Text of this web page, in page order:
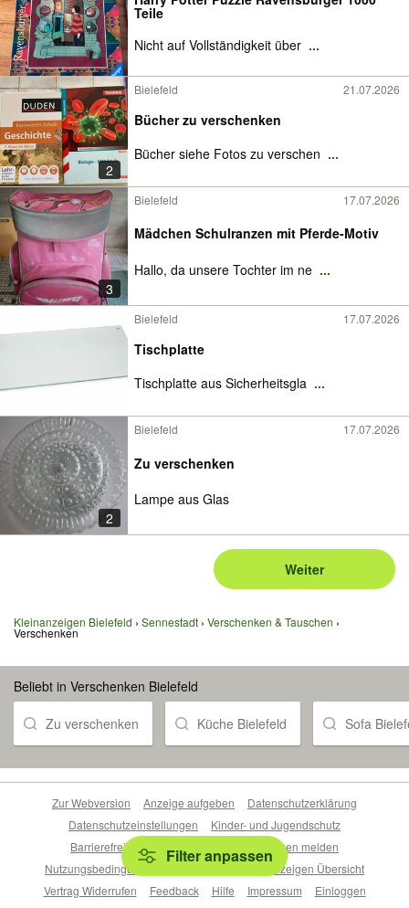
Teile
Nicht auf Vollständigkeit über ...
2
Bielefeld 21.07.2026
Bücher zu verschenken
Bücher siehe Fotos zu verschen ...
3
Bielefeld 17.07.2026
Mädchen Schulranzen mit Pferde-Motiv
Hallo, da unsere Tochter im ne ...
Bielefeld 17.07.2026
Tischplatte
Tischplatte aus Sicherheitsgla ...
2
Bielefeld 17.07.2026
Zu verschenken
Lampe aus Glas
Weiter
Kleinanzeigen Bielefeld Sennestadt Verschenken & Tauschen
Verschenken
Beliebt in Verschenken Bielefeld
Zu verschenken Küche Bielefeld Sofa
Filter anpassen
Zur Webversion Anzeige aufgeben
Datenschutzerklärung
Datenschutzeinstellungen
Kinder- und Jugendschutz
Barrierefreiheitserklärung
Sicherheitslücken melden
Nutzungsbedingungen
Beliebte Suchen
Anzeigen Übersicht
Vertrag Widerrufen
Feedback Hilfe Impressum Einloggen